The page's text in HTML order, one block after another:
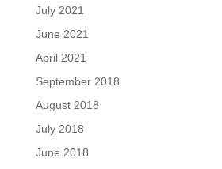
July 2021
June 2021
April 2021
September 2018
August 2018
July 2018
June 2018